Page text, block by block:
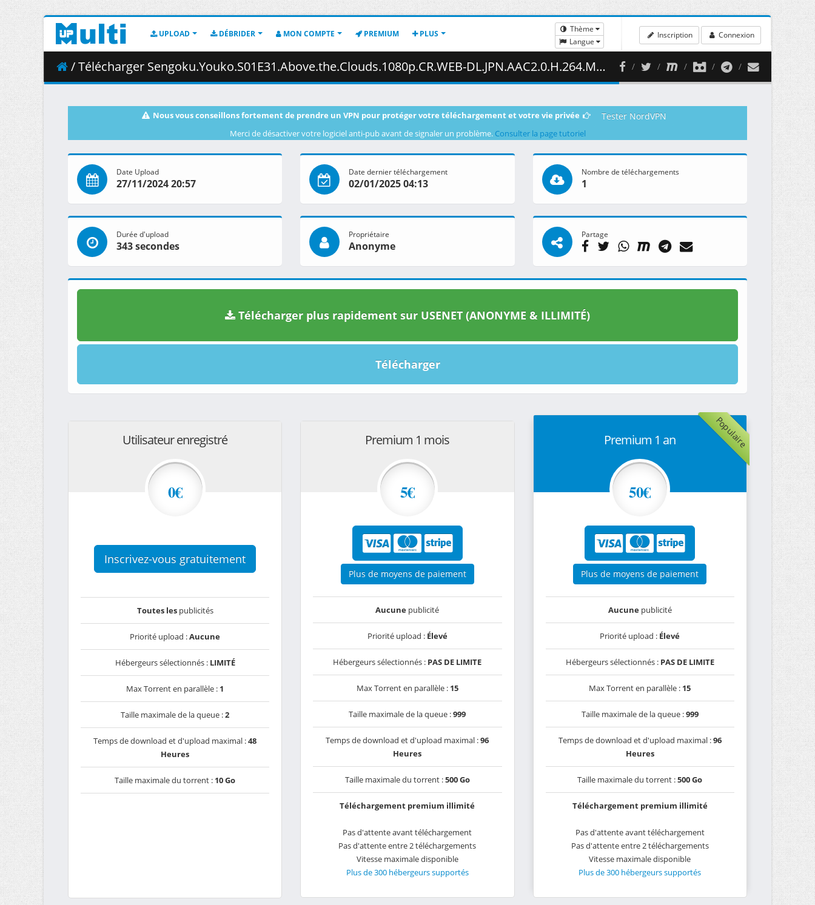
UPLOAD DÉBRIDER MON COMPTE PREMIUM PLUS
Thème
Langue
Inscription Connexion
/ Télécharger Sengoku.Youko.S01E31.Above.the.Clouds.1080p.CR.WEB-DL.JPN.AAC2.0.H.264.MSubs-ToonsHub.mkv.003 ( 459.61 MB )
Nous vous conseillons fortement de prendre un VPN pour protéger votre téléchargement et votre vie privée Tester NordVPN
Merci de désactiver votre logiciel anti-pub avant de signaler un problème. Consulter la page tutoriel
Date Upload
27/11/2024 20:57
Date dernier téléchargement
02/01/2025 04:13
Nombre de téléchargements
1
Durée d'upload
343 secondes
Propriétaire
Anonyme
Partage
Télécharger plus rapidement sur USENET (ANONYME & ILLIMITÉ)
Télécharger
Utilisateur enregistré
0€
Inscrivez-vous gratuitement
Toutes lespublicités
Priorité upload :Aucune
Hébergeurs sélectionnés : LIMITÉ
Max Torrent en parallèle : 1
Taille maximale de la queue :2
Temps de download et d'upload maximal :48
Heures
Taille maximale du torrent : 10 Go
Premium 1 mois
5€
Plus de moyens de paiement
Aucune publicité
Priorité upload : Élevé
Hébergeurs sélectionnés : PAS DE LIMITE
Max Torrent en parallèle : 15
Taille maximale de la queue :999
Temps de download et d'upload maximal :96
Heures
Taille maximale du torrent :500 Go
Téléchargement premium illimité
Pas d'attente avant téléchargement
Pas d'attente entre 2 téléchargements
Vitesse maximale disponible
Plus de 300 hébergeurs supportés
Populaire
Premium 1 an
50€
Plus de moyens de paiement
Aucunepublicité
Priorité upload : Élevé
Hébergeurs sélectionnés : PAS DE LIMITE
Max Torrent en parallèle : 15
Taille maximale de la queue :999
Temps de download et d'upload maximal :96
Heures
Taille maximale du torrent :500 Go
Téléchargement premium illimité
Pas d'attente avant téléchargement
Pas d'attente entre 2 téléchargements
Vitesse maximale disponible
Plus de 300 hébergeurs supportés